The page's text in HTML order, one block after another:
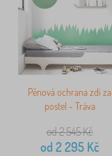
Pěnová ochrana zdi za
postel - Tráva
od 2 545Kč
od 2 295Kč